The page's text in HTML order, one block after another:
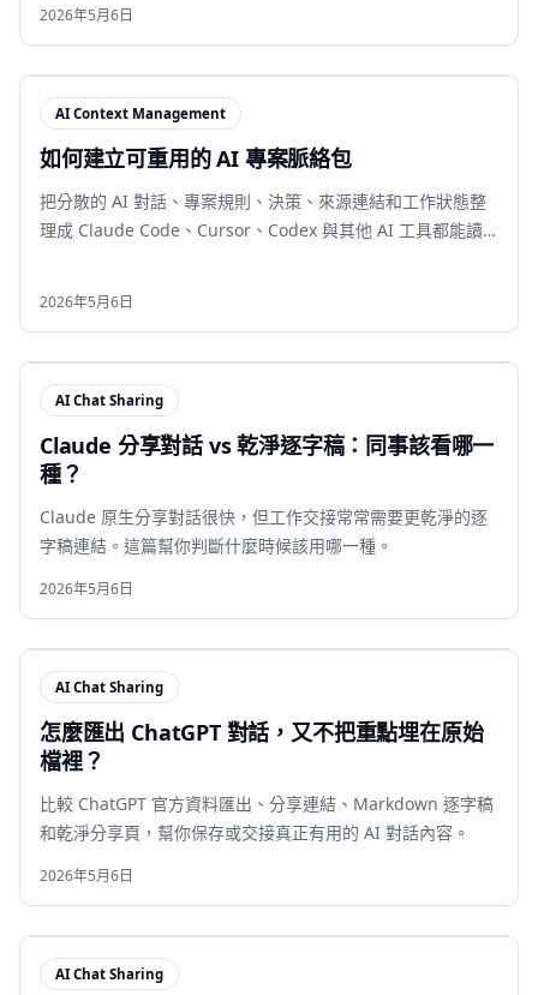
2026年5月6日
AI Context Management
如何建立可重用的 AI 專案脈絡包
把分散的 AI 對話、專案規則、決策、來源連結和工作狀態整
理成 Claude Code、Cursor、Codex 與其他 AI 工具都能讀
2026年5月6日
AI Chat Sharing
Claude 分享對話 vs 乾淨逐字稿：同事該看哪一
種？
Claude 原生分享對話很快，但工作交接常常需要更乾淨的逐
字稿連結。這篇幫你判斷什麼時候該用哪一種。
2026年5月6日
AI Chat Sharing
怎麼匯出 ChatGPT 對話，又不把重點埋在原始
檔裡？
比較 ChatGPT 官方資料匯出、分享連結、Markdown 逐字稿
和乾淨分享頁，幫你保存或交接真正有用的 AI 對話內容。
2026年5月6日
AI Chat Sharing